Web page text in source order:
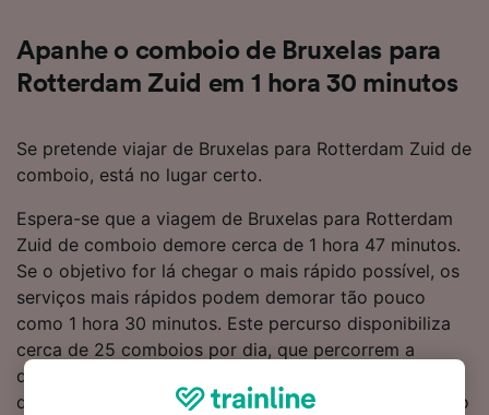
Apanhe o comboio de Bruxelas para
Rotterdam Zuid em 1 hora 30 minutos
Se pretende viajar de Bruxelas para Rotterdam Zuid de
comboio, está no lugar certo.
Espera-se que a viagem de Bruxelas para Rotterdam
Zuid de comboio demore cerca de 1 hora 47 minutos.
Se o objetivo for lá chegar o mais rápido possível, os
serviços mais rápidos podem demorar tão pouco
como 1 hora 30 minutos. Este percurso disponibiliza
cerca de 25 comboios por dia, que percorrem a
distância de 118 km. Precisa de fazer 1 transbordo
durante a viagem para Rotterdam Zuid, sendo que não